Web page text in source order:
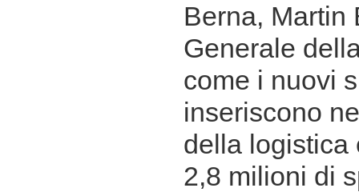
Berna, Martin
Generale
come i nuovi
inseriscono
della logistica
2,8 milioni di